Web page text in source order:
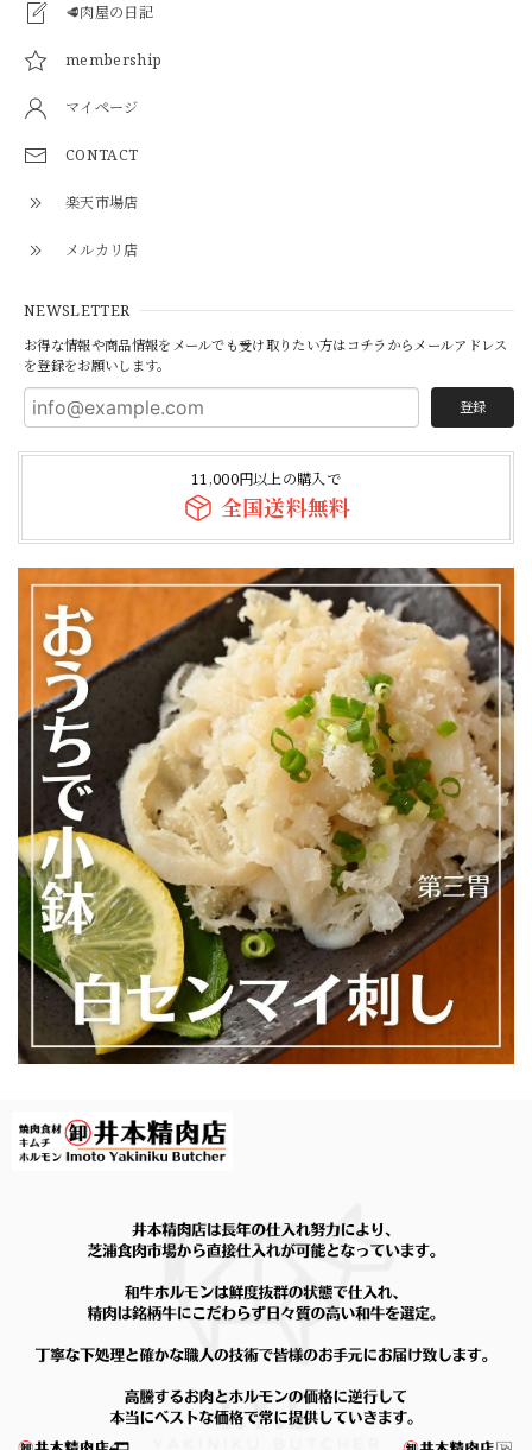
🥩肉屋の日記
membership
マイページ
CONTACT
楽天市場店
メルカリ店
NEWSLETTER
お得な情報や商品情報をメールでも受け取りたい方はコチラからメールアドレス
を登録をお願いします。
登録
11,000円以上の購入で
全国送料無料
白も黒もどちらもオススメです！
【焼かずそのまま食べれる】「和牛」黒せんまい刺し 約80g ※酢味噌は別売りです【注意】ハマる人続出！酢味噌等を付けて食べたら止まりません（生産量が少ない為、数量制限中です）
2026/07/19
本当に美味しいです！身体にも良いですし小学生の息子も毎
日食べています。
【焼かずにそのまま食べれる】＜種類別に個包装でお届け＞焼かない晩酌LIGHT「白センマイ刺し100g（酢味噌付）+がつポン酢+ハチノス青唐出汁浸し」※選べるおつまみOP
2026/07/09
＜3～5人前／全5種約550g＞「盛合せ」牛三昧満腹セット（A5黒毛和牛カルビ、A5黒毛和牛赤身切り落とし、国産牛ロース、牛ハラミ、牛タン）※ソーセージがOP限定で選択可能
2026/07/08
2026/06/23
求めていたマルチョウそのものでした！ 脂もしつこくな
く、またリピートします！
2026/06/23
対応も良く、気持ちの良い買い物が出来ました。 味も美味
しく、特に【ロングマルチョウ】が最高でした。それと、サ
商品は購入出来るのでしょうか？ とにかく、ありがとうご
ざいました！